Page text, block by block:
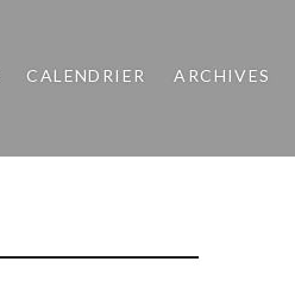
CALENDRIER ARCHIVES